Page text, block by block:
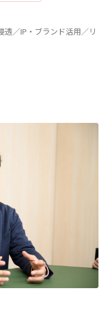
／IP・ブランド活用／リ